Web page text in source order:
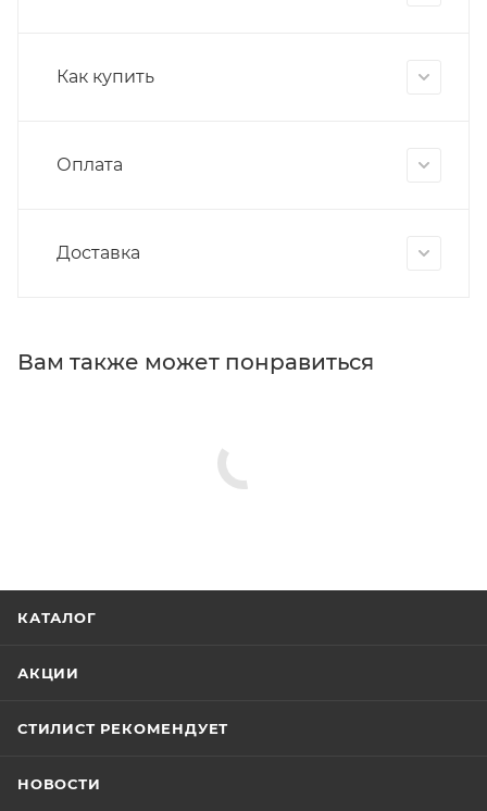
Как купить
Оплата
Доставка
Вам также может понравиться
КАТАЛОГ
АКЦИИ
СТИЛИСТ РЕКОМЕНДУЕТ
НОВОСТИ